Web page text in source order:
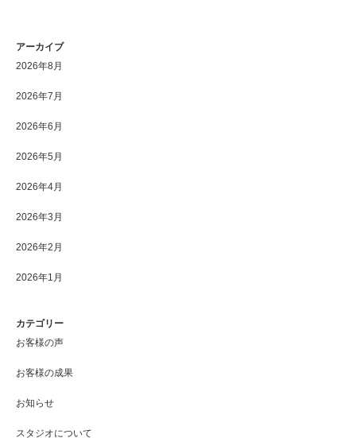
アーカイブ
2026年8月
2026年7月
2026年6月
2026年5月
2026年4月
2026年3月
2026年2月
2026年1月
カテゴリー
お客様の声
お客様の成果
お知らせ
スタジオについて